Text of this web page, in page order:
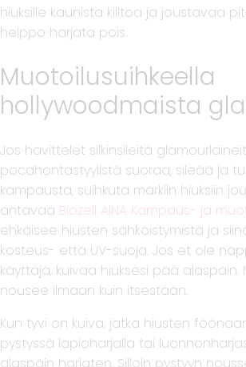
hiuksille kaunista kiiltoa ja joustavaa
helppo harjata pois.
Muotoilusuihkeella
hollywoodmaista
Jos havittelet silkinsileitä
pocahontastyylistä suoraa, sileää ja
kampausta, suihkuta märkiin hiuksiin
antavaa Biozell AINA Kampaus- ja
ehkäisee hiusten sähköistymistä ja
kosteus- että UV-suoja. Jos et ole
käyttäjä, kuivaa hiuksesi pää alaspäin.
nousee ilmaan kuin itsestään.
Kun tyvi on kuiva, jatka hiusten
pystyssä lapioharjalla tai